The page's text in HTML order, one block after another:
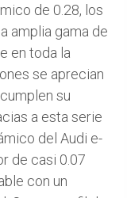
de 0.28, los
amplia gama de
en toda la
se aprecian
su
a esta serie
del Audi e-
de casi 0.07
con un